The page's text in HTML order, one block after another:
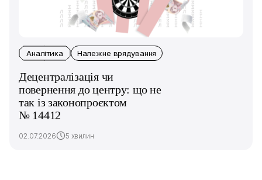
Аналітика Належне врядування
Децентралізація чи
повернення до центру: що не
так із законопроєктом
№ 14412
02.07.2026 5 хвилин